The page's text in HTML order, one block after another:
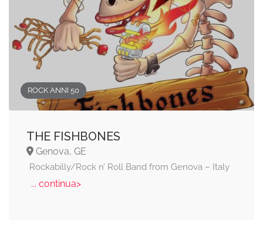
ROCK ANNI 50
THE FISHBONES
Genova, GE
Rockabilly/Rock n’ Roll Band from Genova – Italy
... continua>